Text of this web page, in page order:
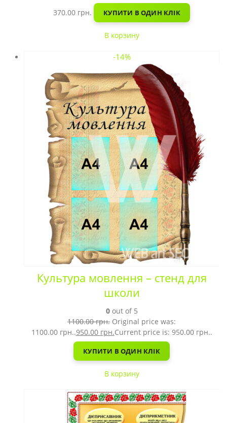
370.00 грн. КУПИТИ В ОДИН КЛІК
В корзину
-14%
Культура мовлення – стенд для
школи
0out of 5
1100.00грн. Original price was:
1100.00 грн..950.00 грн.Current price is: 950.00 грн..
КУПИТИ В ОДИН КЛІК
В корзину